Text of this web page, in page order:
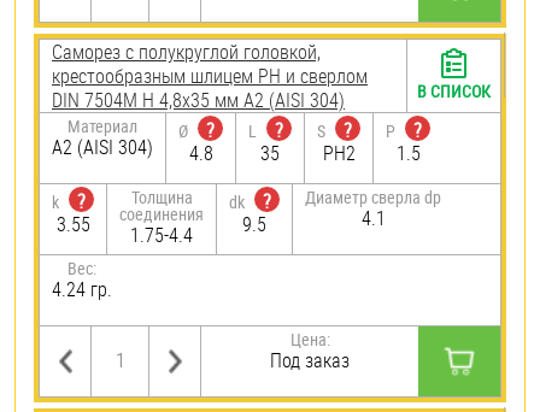
Саморез с полукруглой головкой,
крестообразным шлицем PH и сверлом
DIN 7504M H 4,8х35 мм А2 (AISI 304)
Материал
А2 (AISI 304)
Ø
?
4.8
L
?
35
S
?
PH2
P
?
1.5
k
?
3.55
Толщина
соединения
1.75-4.4
dk
?
9.5
Диаметр сверла dp
4.1
Вес:
4.24 гр.
Цена:
Под заказ
В СПИСОК